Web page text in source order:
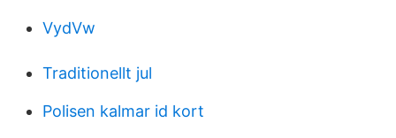
VydVw
Traditionellt jul
Polisen kalmar id kort